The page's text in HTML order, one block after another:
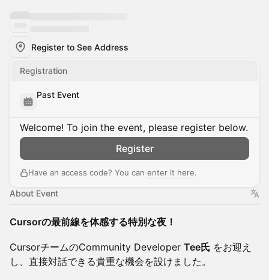
Register to See Address
Registration
Past Event
Welcome! To join the event, please register below.
Register
Have an access code? You can enter it here.
About Event
Cursorの最前線を体感する特別な夜！
CursorチームのCommunity Developer Tee氏 をお迎え
し、直接対話できる貴重な機会を設けました。